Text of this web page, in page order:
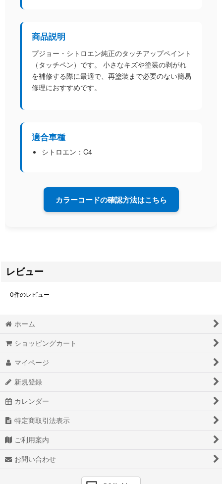
商品説明
プジョー・シトロエン純正のタッチアップペイント
（タッチペン）です。 小さなキズや塗装の剥がれ
を補修する際に最適で、再塗装まで必要のない簡易
修理におすすめです。
適合車種
シトロエン： C4
カラーコードの確認方法はこちら
レビュー
0件のレビュー
ホーム
ショッピングカート
マイページ
新規登録
カレンダー
特定商取引法表示
ご利用案内
お問い合わせ